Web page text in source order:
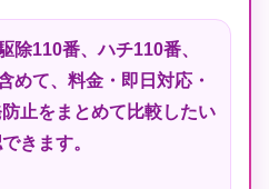
除110番、ハチ110番、
めて、料金・即日対応・
止をまとめて比較したい
きます。